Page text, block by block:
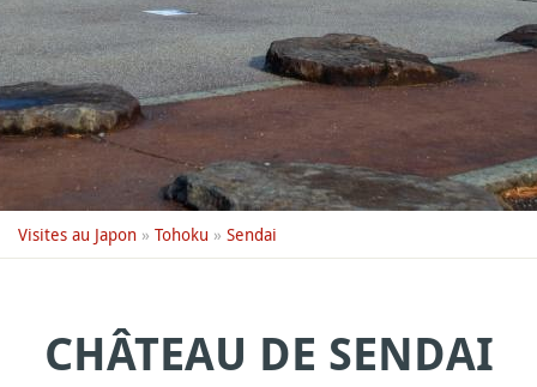
Visites au Japon » Tohoku » Sendai
CHÂTEAU DE SENDAI